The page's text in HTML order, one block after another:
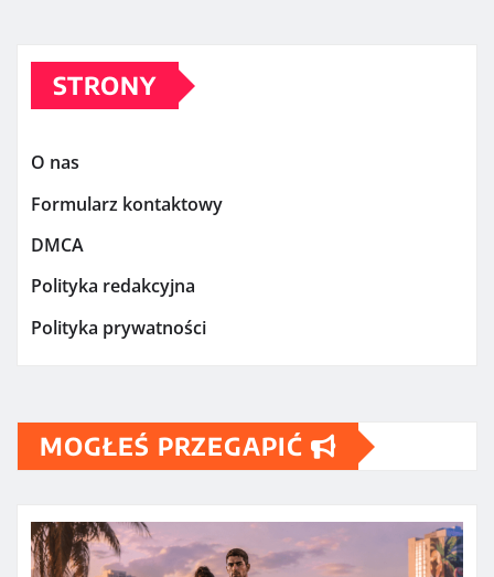
STRONY
O nas
Formularz kontaktowy
DMCA
Polityka redakcyjna
Polityka prywatności
MOGŁEŚ PRZEGAPIĆ